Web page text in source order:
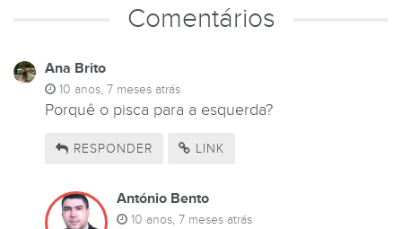
Comentários
Ana Brito
10 anos, 7 meses atrás
Porquê o pisca para a esquerda?
RESPONDER LINK
António Bento
10 anos, 7 meses atrás